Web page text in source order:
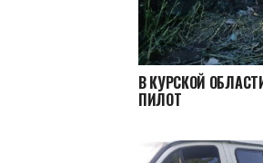
В КУРСКОЙ
ПИЛОТ